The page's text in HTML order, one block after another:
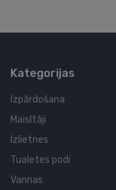
Kategorijas
Izpārdošana
Maisītāji
Izlietnes
Tualetes podi
Vannas